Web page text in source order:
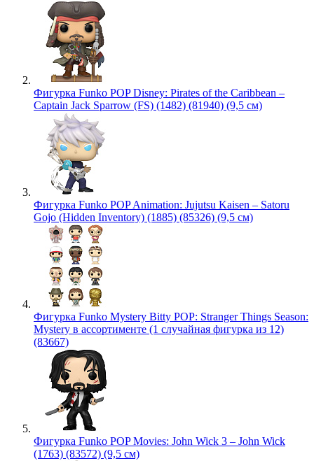
Фигурка Funko POP Disney: Pirates of the Caribbean –
Captain Jack Sparrow (FS) (1482) (81940) (9,5 см)
Фигурка Funko POP Animation: Jujutsu Kaisen – Satoru
Gojo (Hidden Inventory) (1885) (85326) (9,5 см)
Фигурка Funko Mystery Bitty POP: Stranger Things Season:
Mystery в ассортименте (1 случайная фигурка из 12)
(83667)
Фигурка Funko POP Movies: John Wick 3 – John Wick
(1763) (83572) (9,5 см)